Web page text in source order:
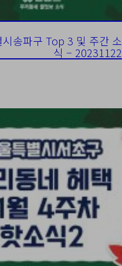
시송파구 Top 3 및 주간 소
식 – 20231122